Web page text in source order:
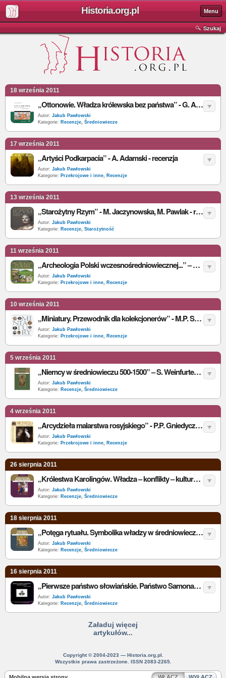
Historia.org.pl Menu
Szukaj
18 września 2011
„Ottonowie. Władza królewska bez państwa” - G. Althoff - recenzja
Autor: Jakub Pawłowski
Kategorie: Recenzje, Średniowiecze
17 września 2011
„Artyści Podkarpacia” - A. Adamski - recenzja
Autor: Jakub Pawłowski
Kategorie: Przekrojowe i inne, Recenzje
13 września 2011
„Starożytny Rzym” - M. Jaczynowska, M. Pawlak - recenzja
Autor: Jakub Pawłowski
Kategorie: Recenzje, Starożytność
11 września 2011
„Archeologia Polski wczesnośredniowiecznej...” – A. Buko - recenzja
Autor: Jakub Pawłowski
Kategorie: Przekrojowe i inne, Recenzje
10 września 2011
„Miniatury. Przewodnik dla kolekcjonerów” - M.P. Smolarek – recenzja
Autor: Jakub Pawłowski
Kategorie: Przekrojowe i inne, Recenzje
5 września 2011
„Niemcy w średniowieczu 500-1500” – S. Weinfurter – recenzja
Autor: Jakub Pawłowski
Kategorie: Recenzje, Średniowiecze
4 września 2011
„Arcydzieła malarstwa rosyjskiego” - P.P. Gniedycz - recenzja
Autor: Jakub Pawłowski
Kategorie: Przekrojowe i inne, Recenzje
26 sierpnia 2011
„Królestwa Karolingów. Władza – konflikty – kultura 751-987” – R. McKitterick - recenzja
Autor: Jakub Pawłowski
Kategorie: Recenzje, Średniowiecze
18 sierpnia 2011
„Potęga rytuału. Symbolika władzy w średniowieczu” - G. Althoff - recenzja
Autor: Jakub Pawłowski
Kategorie: Recenzje, Średniowiecze
16 sierpnia 2011
„Pierwsze państwo słowiańskie. Państwo Samona” - G. Labuda - recenzja
Autor: Jakub Pawłowski
Kategorie: Recenzje, Średniowiecze
Załaduj więcej
artykułów...
Copyright © 2004-2023 — Historia.org.pl.
Wszystkie prawa zastrzeżone. ISSN 2083-2265.